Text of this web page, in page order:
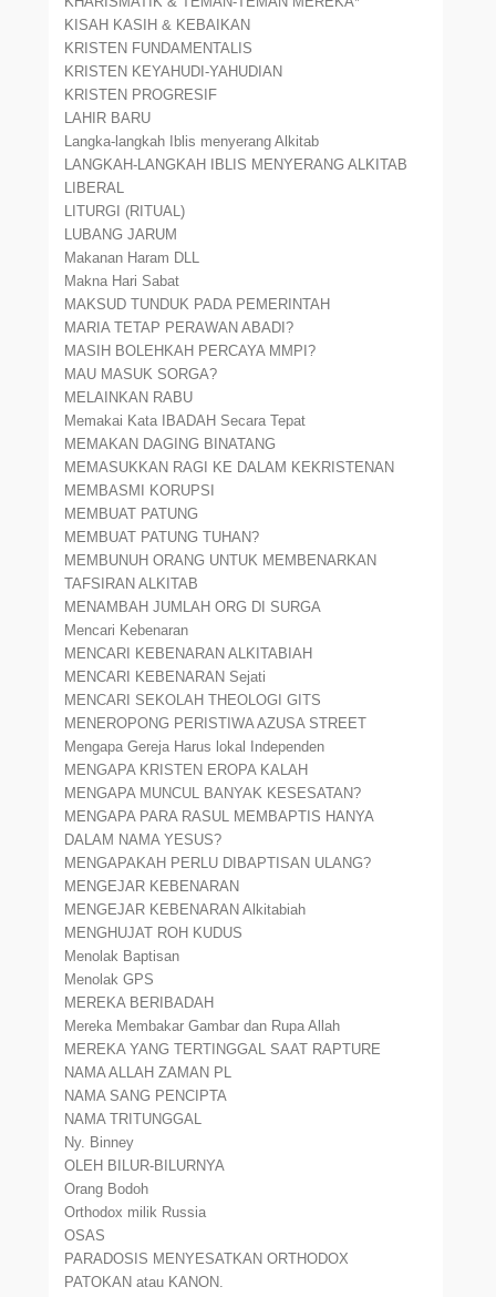
KISAH KASIH & KEBAIKAN
KRISTEN FUNDAMENTALIS
KRISTEN KEYAHUDI-YAHUDIAN
KRISTEN PROGRESIF
LAHIR BARU
Langka-langkah Iblis menyerang Alkitab
LANGKAH-LANGKAH IBLIS MENYERANG ALKITAB
LIBERAL
LITURGI (RITUAL)
LUBANG JARUM
Makanan Haram DLL
Makna Hari Sabat
MAKSUD TUNDUK PADA PEMERINTAH
MARIA TETAP PERAWAN ABADI?
MASIH BOLEHKAH PERCAYA MMPI?
MAU MASUK SORGA?
MELAINKAN RABU
Memakai Kata IBADAH Secara Tepat
MEMAKAN DAGING BINATANG
MEMASUKKAN RAGI KE DALAM KEKRISTENAN
MEMBASMI KORUPSI
MEMBUAT PATUNG
MEMBUAT PATUNG TUHAN?
MEMBUNUH ORANG UNTUK MEMBENARKAN
TAFSIRAN ALKITAB
MENAMBAH JUMLAH ORG DI SURGA
Mencari Kebenaran
MENCARI KEBENARAN ALKITABIAH
MENCARI KEBENARAN Sejati
MENCARI SEKOLAH THEOLOGI GITS
MENEROPONG PERISTIWA AZUSA STREET
Mengapa Gereja Harus lokal Independen
MENGAPA KRISTEN EROPA KALAH
MENGAPA MUNCUL BANYAK KESESATAN?
MENGAPA PARA RASUL MEMBAPTIS HANYA
DALAM NAMA YESUS?
MENGAPAKAH PERLU DIBAPTISAN ULANG?
MENGEJAR KEBENARAN
MENGEJAR KEBENARAN Alkitabiah
MENGHUJAT ROH KUDUS
Menolak Baptisan
Menolak GPS
MEREKA BERIBADAH
Mereka Membakar Gambar dan Rupa Allah
MEREKA YANG TERTINGGAL SAAT RAPTURE
NAMA ALLAH ZAMAN PL
NAMA SANG PENCIPTA
NAMA TRITUNGGAL
Ny. Binney
OLEH BILUR-BILURNYA
Orang Bodoh
Orthodox milik Russia
OSAS
PARADOSIS MENYESATKAN ORTHODOX
PATOKAN atau KANON.